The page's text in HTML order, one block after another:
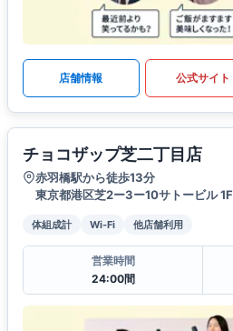
店舗情報 公式サイト
チョコザップ芝二丁目店
赤羽橋駅から徒歩13分
東京都港区芝2ー3ー10サトービル 1F
体組成計 Wi-Fi 他店舗利用
営業時間
24:00間